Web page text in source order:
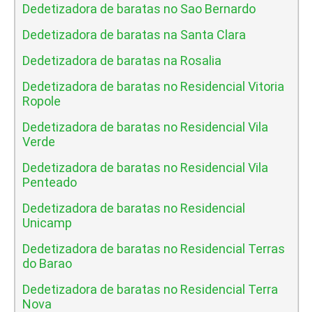
Dedetizadora de baratas no Sao Bernardo
Dedetizadora de baratas na Santa Clara
Dedetizadora de baratas na Rosalia
Dedetizadora de baratas no Residencial Vitoria
Ropole
Dedetizadora de baratas no Residencial Vila
Verde
Dedetizadora de baratas no Residencial Vila
Penteado
Dedetizadora de baratas no Residencial
Unicamp
Dedetizadora de baratas no Residencial Terras
do Barao
Dedetizadora de baratas no Residencial Terra
Nova